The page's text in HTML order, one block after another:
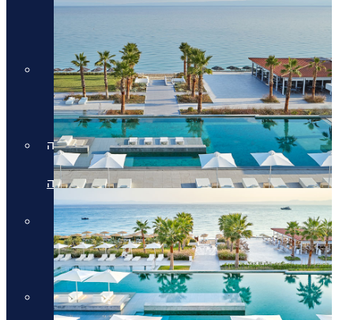
מלונות יוקרה בחלקידיקי
מלונות יוקרה ברודוס
מלונות יוקרה ברודוס
מלונות יוקרה בריביירה של אתונה
מלונות יוקרה בריביירה של אתונה
מלונות יוקרה ביוון היבשתית
מלונות יוקרה ביוון היבשתית
מלונות יוקרה בסלוניקי